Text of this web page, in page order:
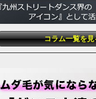
コラム一覧を